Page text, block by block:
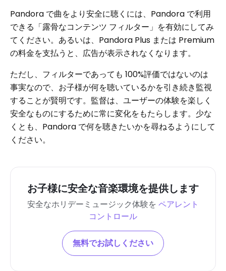
Pandora で曲をより安全に聴くには、Pandora で利用
できる「露骨なコンテンツ フィルター」を有効にしてみ
てください。あるいは、Pandora Plus または Premium
の料金を支払うと、広告が表示されなくなります。
ただし、フィルターであっても 100%評価ではないのは
事実なので、お子様が何を聴いているかを引き続き監視
することが賢明です。監督は、ユーザーの体験を楽しく
安全なものにするために常に変化をもたらします。少な
くとも、Pandora で何を聴きたいかを尋ねるようにして
ください。
お子様に安全な音楽環境を提供します
安全なホリデーミュージック体験を ペアレント
コントロール
無料でお試しください